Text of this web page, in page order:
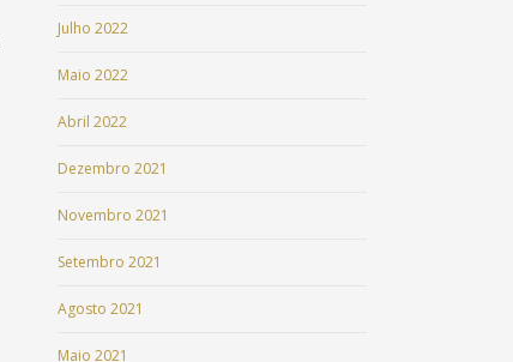
Julho 2022
Maio 2022
Abril 2022
Dezembro 2021
Novembro 2021
Setembro 2021
Agosto 2021
Maio 2021